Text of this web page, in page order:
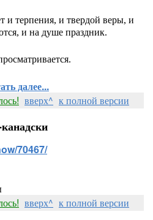
и терпения, и твердой веры, и
и на душе праздник.
далее...
вверх^ к полной версии
70467/
вверх^ к полной версии